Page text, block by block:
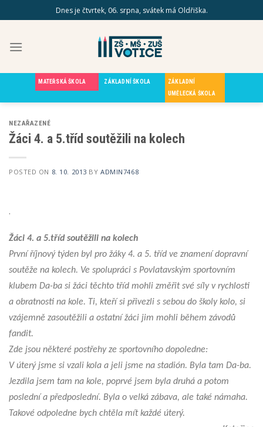
to
Dnes je čtvrtek, 06. srpna, svátek má Oldřiška.
MATEŘSKÁ ŠKOLA ZÁKLADNÍ ŠKOLA
ZÁKLADNÍ
UMĚLECKÁ ŠKOLA
NEZAŘAZENÉ
Žáci 4. a 5.tříd soutěžili na kolech
POSTED ON 8. 10. 2013 BYADMIN7468
.
Žáci 4. a 5.třídsoutěžili na kolech
První říjnový týden byl pro žáky 4. a 5. tříd ve znamení dopravní
soutěže na kolech. Ve spolupráci s Povlatavským sportovním
klubem Da-ba si žáci těchto tříd mohli změřit své síly v rychlosti
a obratnosti na kole. Ti, kteří si přivezli s sebou do školy kolo, si
vzájemně zasoutěžili a ostatní žáci jim mohli během závodů
fandit.
Zde jsou některé postřehy ze sportovního dopoledne:
V úterý jsme si vzali kola a jeli jsme na stadión. Byla tam Da-ba.
Jezdila jsem tam na kole, poprvé jsem byla druhá a potom
poslední a předposlední. Byla o velká zábava, ale také námaha.
Takové odpoledne bych chtěla mít každé úterý.